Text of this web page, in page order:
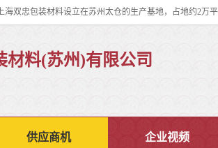
材料(苏州)有限公司
供应商机 企业视频